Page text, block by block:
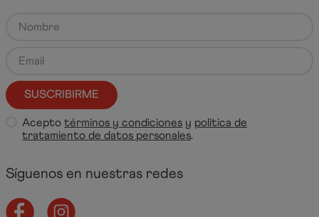
SUSCRIBIRME
Aceptotérminos y condiciones y política de
tratamiento de datos personales.
Síguenos en nuestras redes